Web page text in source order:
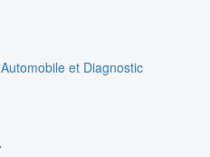
Automobile et Diagnostic